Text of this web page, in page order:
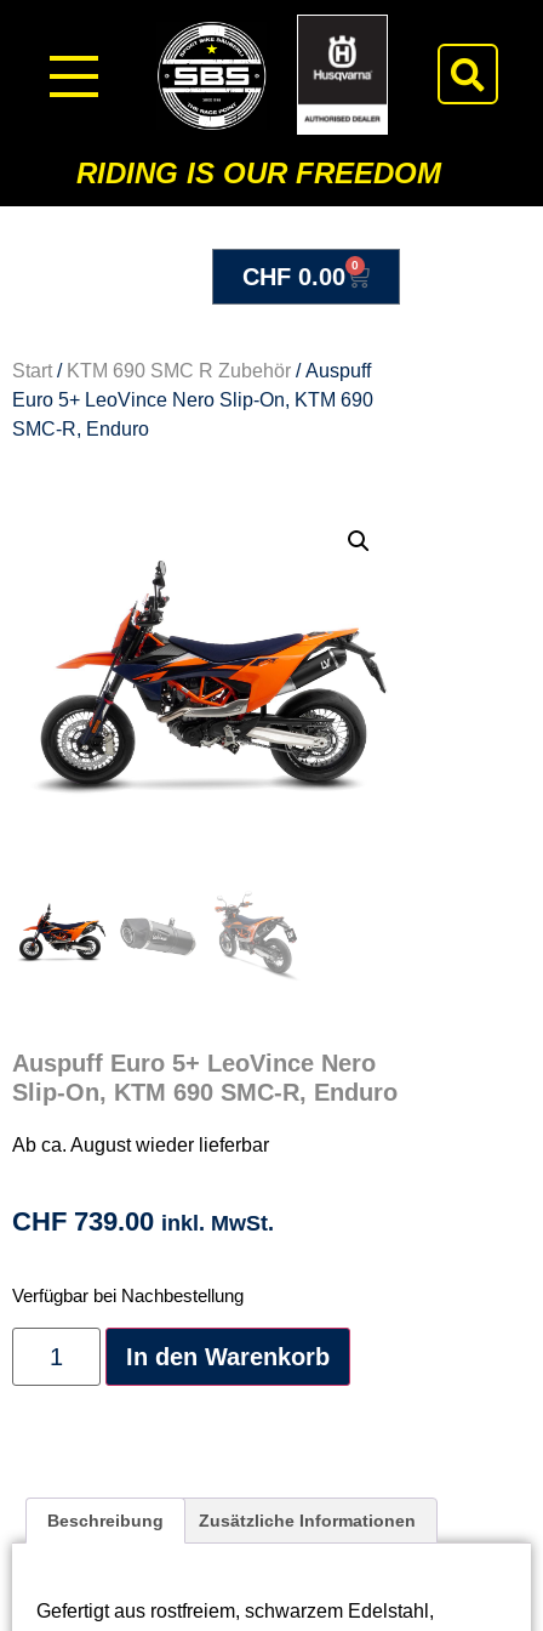
RIDING IS OUR FREEDOM
CHF 0.00 0
Start / KTM 690 SMC R Zubehör / Auspuff
Euro 5+ LeoVince Nero Slip-On, KTM 690
SMC-R, Enduro
Auspuff Euro 5+ LeoVince Nero
Slip-On, KTM 690 SMC-R, Enduro
Ab ca. August wieder lieferbar
CHF 739.00 inkl. MwSt.
Verfügbar bei Nachbestellung
In den Warenkorb
Beschreibung Zusätzliche Informationen
Gefertigt aus rostfreiem, schwarzem Edelstahl,